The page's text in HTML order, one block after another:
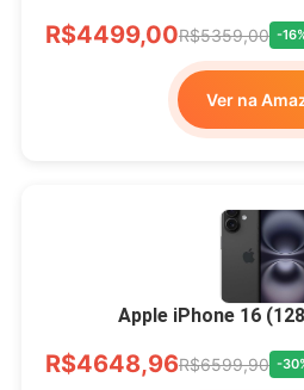
R$4499,00R$5359,00 -
Ver na
Apple iPhone 16
R$4648,96R$6599,90 -